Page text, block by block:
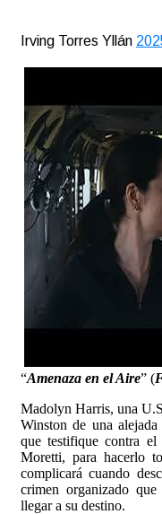
Irving Torres Yllán
“Amenaza en el Aire” (
Madolyn Harris, una
Winston de una
que testifique contra
Moretti, para hacerlo
complicará cuando
crimen organizado
llegar a su destino.